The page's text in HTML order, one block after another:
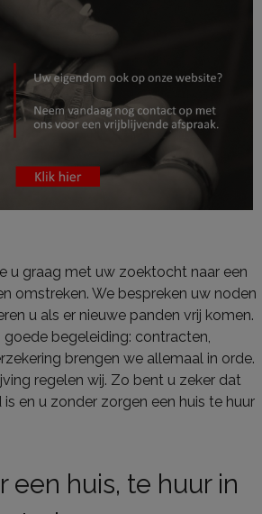
u graag met uw zoektocht naar een
omstreken. We bespreken uw noden
u als er nieuwe panden vrij komen.
goede begeleiding: contracten,
brengen we allemaal in orde.
regelen wij. Zo bent u zeker dat
en u zonder zorgen een huis te huur
een huis, te huur in